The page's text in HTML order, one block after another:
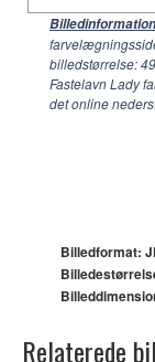
Billedinformation
billedstørrelse:
Fastelavn Lady
det online
Billedformat:
Relaterede